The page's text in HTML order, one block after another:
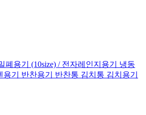
폐용기 (10size) / 전자레인지용기 냉동
기 반찬용기 반찬통 김치통 김치용기